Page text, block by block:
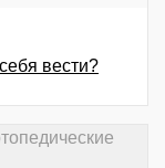
вести?